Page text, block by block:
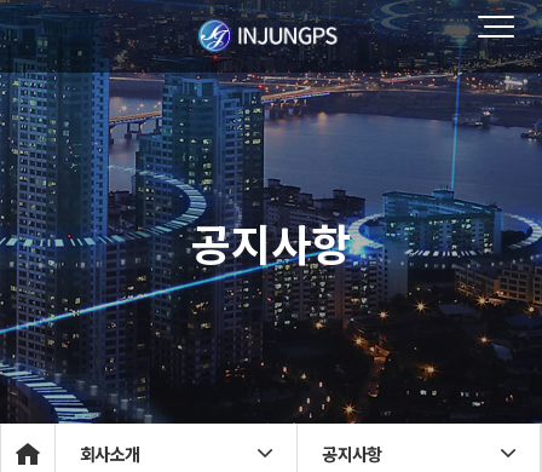
공지사항
회사소개 공지사항